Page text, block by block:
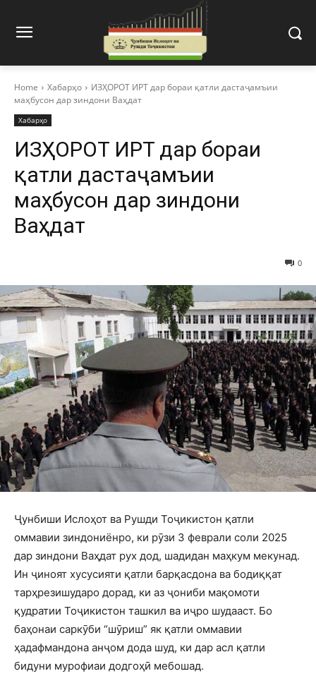
Home Хабарҳо
ИЗҲОРОТ ИРТ дар бораи қатли дастаҷамъии
маҳбусон дар зиндони Ваҳдат
Хабарҳо
ИЗҲОРОТ ИРТ дар бораи
қатли дастаҷамъии
маҳбусон дар зиндони
Ваҳдат
0
Ҷунбиши Ислоҳот ва Рушди Тоҷикистон қатли
оммавии зиндониёнро, ки рӯзи 3 феврали соли 2025
дар зиндони Ваҳдат рух дод, шадидан маҳкум мекунад.
Ин ҷиноят хусусияти қатли барқасдона ва бодиққат
тарҳрезишударо дорад, ки аз ҷониби мақомоти
қудратии Тоҷикистон ташкил ва иҷро шудааст. Бо
баҳонаи саркӯби “шӯриш” як қатли оммавии
ҳадафмандона анҷом дода шуд, ки дар асл қатли
бидуни мурофиаи додгоҳӣ мебошад.